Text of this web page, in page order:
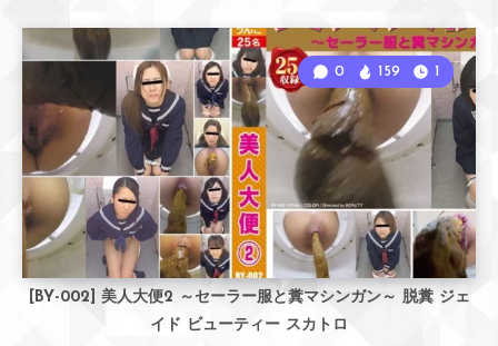
[BY-002] 美人大便2 ～セーラー服と糞マシンガン～ 脱糞 ジェ
イド ビューティー スカトロ
0 159 1